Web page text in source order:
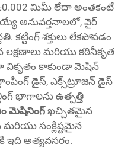
మిమీ లేదా అంతకంటే
అనువర్తనాలలో, వైర్
కట్టింగ్ శక్తులు లేకపోవడం
లక్షణాలు మరియు కఠినీకృత
వికృతం కాకుండా మెషిన్
డైస్, ఎక్స్‌ట్రూజన్ డైస్
భాగాలను ఉత్పత్తి
మెషినింగ్ఖచ్చితమైన
మరియు సంక్లిష్టమైన
ఇది అత్యవసరం.